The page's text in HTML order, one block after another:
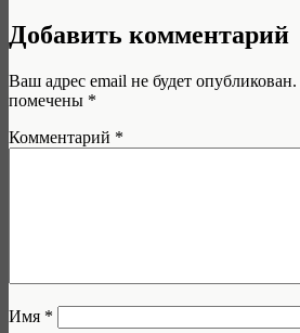
Добавить комментарий
Ваш адрес email не будет опубликован.
помечены *
Комментарий *
Имя *